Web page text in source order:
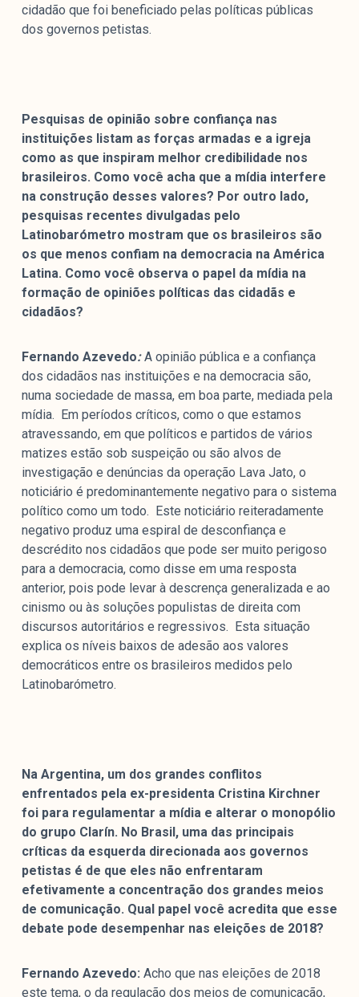
cidadão que foi beneficiado pelas políticas públicas
dos governos petistas.
Pesquisas de opinião sobre confiança nas
instituições listam as forças armadas e a igreja
como as que inspiram melhor credibilidade nos
brasileiros. Como você acha que a mídia interfere
na construção desses valores? Por outro lado,
pesquisas recentes divulgadas pelo
Latinobarómetro mostram que os brasileiros são
os que menos confiam na democracia na América
Latina. Como você observa o papel da mídia na
formação de opiniões políticas das cidadãs e
cidadãos?
Fernando Azevedo:A opinião pública e a confiança
dos cidadãos nas instituições e na democracia são,
numa sociedade de massa, em boa parte, mediada pela
mídia. Em períodos críticos, como o que estamos
atravessando, em que políticos e partidos de vários
matizes estão sob suspeição ou são alvos de
investigação e denúncias da operação Lava Jato, o
noticiário é predominantemente negativo para o sistema
político como um todo. Este noticiário reiteradamente
negativo produz uma espiral de desconfiança e
descrédito nos cidadãos que pode ser muito perigoso
para a democracia, como disse em uma resposta
anterior, pois pode levar à descrença generalizada e ao
cinismo ou às soluções populistas de direita com
discursos autoritários e regressivos. Esta situação
explica os níveis baixos de adesão aos valores
democráticos entre os brasileiros medidos pelo
Latinobarómetro.
Na Argentina, um dos grandes conflitos
enfrentados pela ex-presidenta Cristina Kirchner
foi para regulamentar a mídia e alterar o monopólio
do grupo Clarín. No Brasil, uma das principais
críticas da esquerda direcionada aos governos
petistas é de que eles não enfrentaram
efetivamente a concentração dos grandes meios
de comunicação. Qual papel você acredita que esse
debate pode desempenhar nas eleições de 2018?
Fernando Azevedo: Acho que nas eleições de 2018
este tema, o da regulação dos meios de comunicação,